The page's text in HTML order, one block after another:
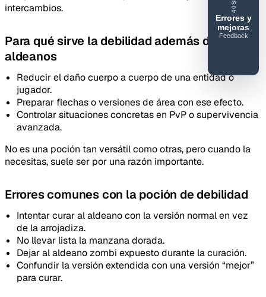
intercambios.
Para qué sirve la debilidad además de curar
aldeanos
Reducir el daño cuerpo a cuerpo de una entidad o
jugador.
Preparar flechas o versiones de área con ese efecto.
Controlar situaciones concretas en PvP o supervivencia
avanzada.
No es una poción tan versátil como otras, pero cuando la
necesitas, suele ser por una razón importante.
Errores comunes con la poción de debilidad
Intentar curar al aldeano con la versión normal en vez
de la arrojadiza.
No llevar lista la manzana dorada.
Dejar al aldeano zombi expuesto durante la curación.
Confundir la versión extendida con una versión “mejor”
para curar.
Errores y
mejoras
Feedback
40SERVIDORESMC
error o